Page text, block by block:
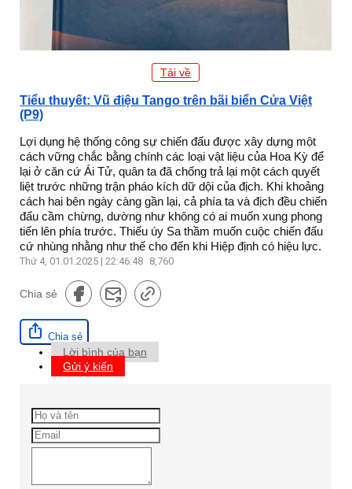
Tải về
Tiểu thuyết: Vũ điệu Tango trên bãi biển Cửa Việt
(P9)
Lợi dụng hệ thống công sự chiến đấu được xây dựng một
cách vững chắc bằng chính các loại vật liệu của Hoa Kỳ để
lại ở căn cứ Ái Tử, quân ta đã chống trả lại một cách quyết
liệt trước những trận pháo kích dữ dội của địch. Khi khoảng
cách hai bên ngày càng gần lại, cả phía ta và địch đều chiến
đấu cầm chừng, dường như không có ai muốn xung phong
tiến lên phía trước. Thiếu úy Sa thầm muốn cuộc chiến đấu
cứ nhùng nhằng như thế cho đến khi Hiệp định có hiệu lực.
Thứ 4, 01.01.2025 | 22:46:48 8,760
Chia sẻ
Chia sẻ
Lời bình của bạn
Gửi ý kiến